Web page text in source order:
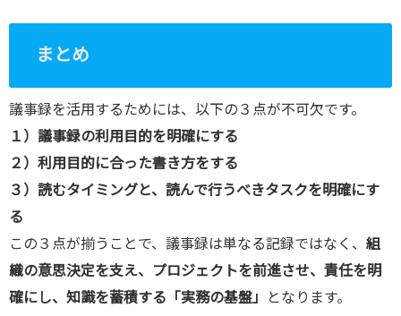
まとめ
議事録を活用するためには、以下の３点が不可欠です。
１）議事録の利用目的を明確にする
２）利用目的に合った書き方をする
３）読むタイミングと、読んで行うべきタスクを明確にす
る
この３点が揃うことで、議事録は単なる記録ではなく、 組
織の意思決定を支え、プロジェクトを前進させ、責任を明
確にし、知識を蓄積する「実務の基盤」
となります。